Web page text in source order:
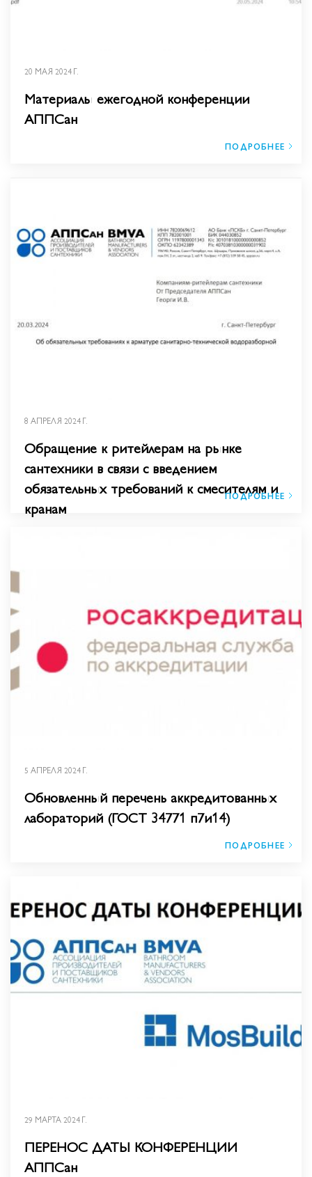
20 МАЯ 2024 Г.
Материалы ежегодной конференции
АППСан
ПОДРОБНЕЕ
8 АПРЕЛЯ 2024 Г.
Обращение к ритейлерам на рынке
сантехники в связи с введением
обязательных требований к смесителям и
кранам
ПОДРОБНЕЕ
5 АПРЕЛЯ 2024 Г.
Обновленный перечень аккредитованных
лабораторий (ГОСТ 34771 п7и14)
ПОДРОБНЕЕ
29 МАРТА 2024 Г.
ПЕРЕНОС ДАТЫ КОНФЕРЕНЦИИ
АППСан